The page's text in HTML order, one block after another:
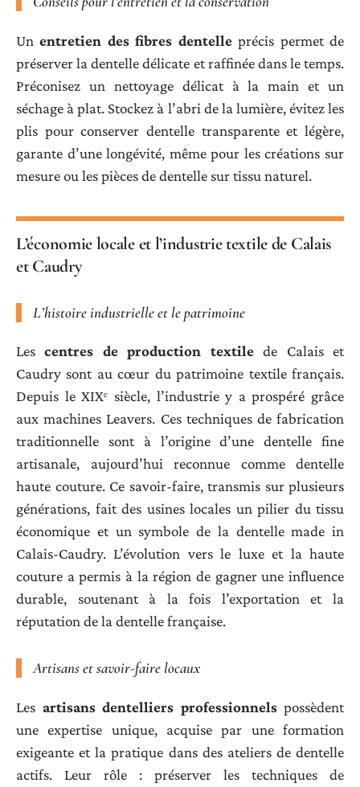
Unentretien des fibres dentelleprécis permet de
préserver la dentelle délicate et raffinée dans le temps.
Préconisez un nettoyage délicat à la main et un
séchage à plat. Stockez à l’abri de la lumière, évitez les
plis pour conserver dentelle transparente et légère,
garante d’une longévité, même pour les créations sur
mesure ou les pièces de dentelle sur tissu naturel.
L’économie locale et l’industrie textile de Calais
et Caudry
L’histoire industrielle et le patrimoine
Lescentres de production textilede Calais et
Caudry sont au cœur du patrimoine textile français.
Depuis le XIXᵉ siècle, l’industrie y a prospéré grâce
aux machines Leavers. Ces techniques de fabrication
traditionnelle sont à l’origine d’une dentelle fine
artisanale, aujourd’hui reconnue comme dentelle
haute couture. Ce savoir-faire, transmis sur plusieurs
générations, fait des usines locales un pilier du tissu
économique et un symbole de la dentelle made in
Calais-Caudry. L’évolution vers le luxe et la haute
couture a permis à la région de gagner une influence
durable, soutenant à la fois l’exportation et la
réputation de la dentelle française.
Artisans et savoir-faire locaux
Les artisans dentelliers professionnelspossèdent
une expertise unique, acquise par une formation
exigeante et la pratique dans des ateliers de dentelle
actifs. Leur rôle : préserver les techniques de